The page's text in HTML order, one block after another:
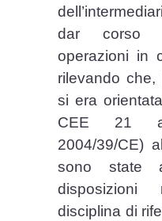
dar corso
operazioni in
rilevando
si era
CEE 21
2004/39/CE)
sono state
disposizioni
disciplina di